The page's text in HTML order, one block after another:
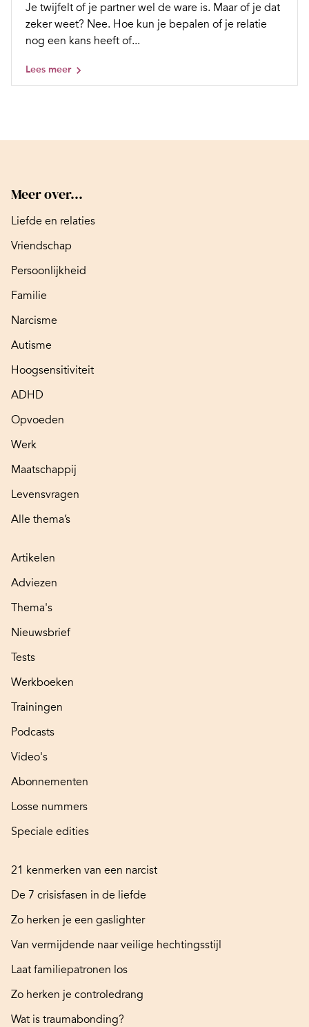
Je twijfelt of je partner wel de ware is. Maar of je dat
zeker weet? Nee. Hoe kun je bepalen of je relatie
nog een kans heeft of...
Lees meer
Meer over...
Liefde en relaties
Vriendschap
Persoonlijkheid
Familie
Narcisme
Autisme
Hoogsensitiviteit
ADHD
Opvoeden
Werk
Maatschappij
Levensvragen
Alle thema’s
Artikelen
Adviezen
Thema's
Nieuwsbrief
Tests
Werkboeken
Trainingen
Podcasts
Video's
Abonnementen
Losse nummers
Speciale edities
21 kenmerken van een narcist
De 7 crisisfasen in de liefde
Zo herken je een gaslighter
Van vermijdende naar veilige hechtingsstijl
Laat familiepatronen los
Zo herken je controledrang
Wat is traumabonding?